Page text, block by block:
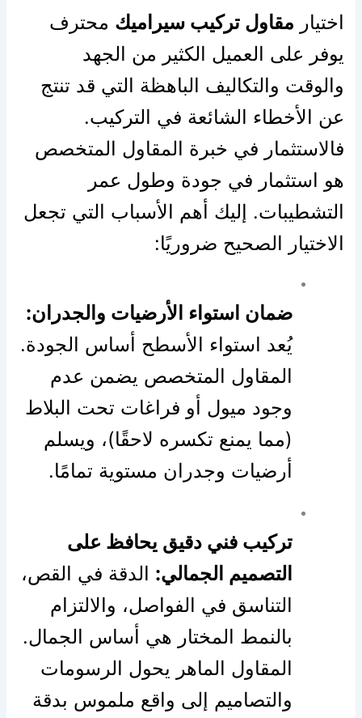
اختيار مقاول تركيب سيراميك محترف
يوفر على العميل الكثير من الجهد
والوقت والتكاليف الباهظة التي قد تنتج
عن الأخطاء الشائعة في التركيب.
فالاستثمار في خبرة المقاول المتخصص
هو استثمار في جودة وطول عمر
التشطيبات. إليك أهم الأسباب التي تجعل
الاختيار الصحيح ضروريًا:
ضمان استواء الأرضيات والجدران:
يُعد استواء الأسطح أساس الجودة.
المقاول المتخصص يضمن عدم
وجود ميول أو فراغات تحت البلاط
(مما يمنع تكسره لاحقًا)، ويسلم
أرضيات وجدران مستوية تمامًا.
تركيب فني دقيق يحافظ على
التصميم الجمالي: الدقة في القص،
التناسق في الفواصل، والالتزام
بالنمط المختار هي أساس الجمال.
المقاول الماهر يحول الرسومات
والتصاميم إلى واقع ملموس بدقة